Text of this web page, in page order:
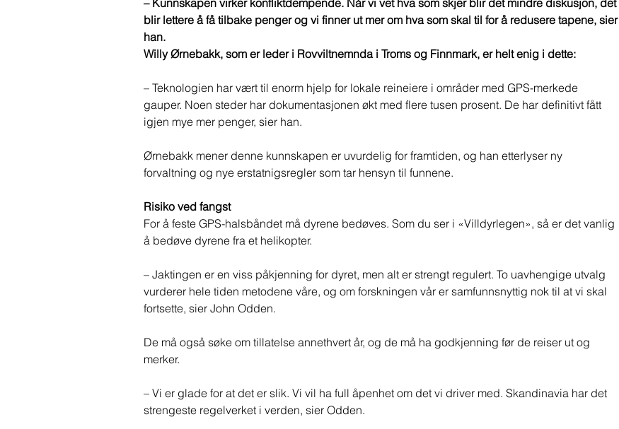
blir lettere å få tilbake penger og vi finner ut mer om hva som skal til for å redusere tapene, sier
han.
Willy Ørnebakk, som er leder i Rovviltnemnda i Troms og Finnmark, er helt enig i dette:
– Teknologien har vært til enorm hjelp for lokale reineiere i områder med GPS-merkede
gauper. Noen steder har dokumentasjonen økt med flere tusen prosent. De har definitivt fått
igjen mye mer penger, sier han.
Ørnebakk mener denne kunnskapen er uvurdelig for framtiden, og han etterlyser ny
forvaltning og nye erstatnigsregler som tar hensyn til funnene.
Risiko ved fangst
For å feste GPS-halsbåndet må dyrene bedøves. Som du ser i «Villdyrlegen», så er det vanlig
å bedøve dyrene fra et helikopter.
– Jaktingen er en viss påkjenning for dyret, men alt er strengt regulert. To uavhengige utvalg
vurderer hele tiden metodene våre, og om forskningen vår er samfunnsnyttig nok til at vi skal
fortsette, sier John Odden.
De må også søke om tillatelse annethvert år, og de må ha godkjenning før de reiser ut og
merker.
– Vi er glade for at det er slik. Vi vil ha full åpenhet om det vi driver med. Skandinavia har det
strengeste regelverket i verden, sier Odden.